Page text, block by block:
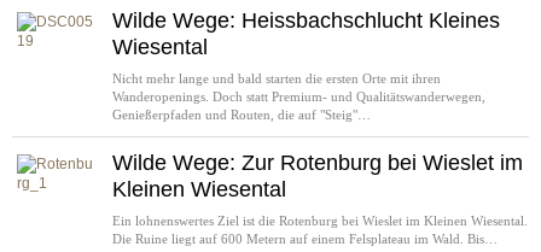
Wilde Wege: Heissbachschlucht Kleines
Wiesental
Nicht mehr lange und bald starten die ersten Orte mit ihren
Wanderopenings. Doch statt Premium- und Qualitätswanderwegen,
Genießerpfaden und Routen, die auf "Steig"…
Wilde Wege: Zur Rotenburg bei Wieslet im
Kleinen Wiesental
Ein lohnenswertes Ziel ist die Rotenburg bei Wieslet im Kleinen Wiesental.
Die Ruine liegt auf 600 Metern auf einem Felsplateau im Wald. Bis…